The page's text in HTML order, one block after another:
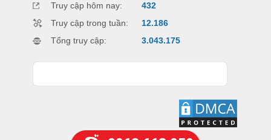
Truy cập hôm nay:
432
Truy cập trong tuần:
12.186
Tổng truy cập:
3.043.175